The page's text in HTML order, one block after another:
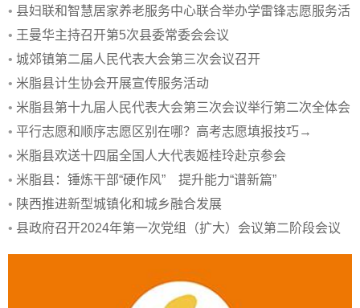
• 县妇联和智慧居家养老服务中心联合举办学雷锋志愿服务活
动
• 王曼华主持召开第5次县委常委会会议
• 城郊镇第二届人民代表大会第三次会议召开
• 米脂县计生协会开展宣传服务活动
• 米脂县第十九届人民代表大会第三次会议举行第二次全体会
议
• 平行志愿和顺序志愿区别在哪？高考志愿填报技巧→
• 米脂县欢送十四届全国人大代表姬桂玲赴京参会
• 米脂县：锤炼干部“硬作风” 提升能力“谱新篇”
• 陕西推进新型城镇化和城乡融合发展
• 县政府召开2024年第一次党组（扩大）会议第二阶段会议